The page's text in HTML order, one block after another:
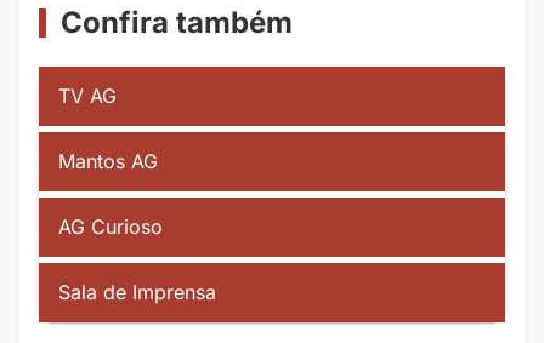
Confira também
TV AG
Mantos AG
AG Curioso
Sala de Imprensa